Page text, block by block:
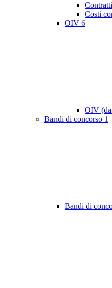
Costi
OIV 6
OIV (da
Bandi di concorso 1
Bandi di